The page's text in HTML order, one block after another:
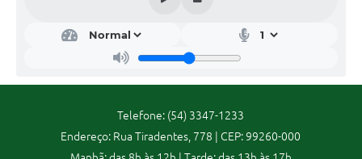
Legislação
Telefone: (54) 3347-1233
Endereço: Rua Tiradentes, 778 | CEP: 99260-000